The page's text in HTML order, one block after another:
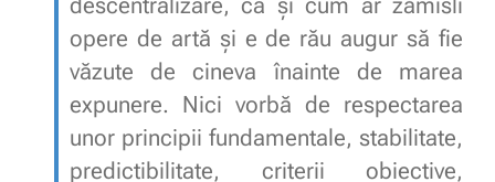
descentralizare, ca și cum arzămisli
opere de artă și e de rău augur să fie
văzute de cinevaînainte de marea
expunere. Nici vorbă de respectarea
unor principii fundamentale, stabilitate,
predictibilitate, criterii obiective,